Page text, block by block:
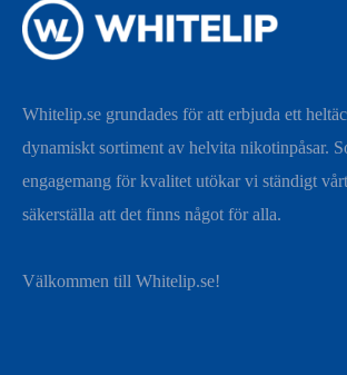
Whitelip.se grundades för att erbjuda ett
dynamiskt sortiment av helvita nikotinpåsar.
engagemang för kvalitet utökar vi ständigt
säkerställa att det finns något för alla.
Välkommen till Whitelip.se!